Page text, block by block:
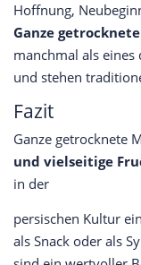
Hoffnung,
Ganze
manchmal als
und stehen
Fazit
Ganze getrocknete
und vielseitige
in der
persischen Kultur
als Snack oder als